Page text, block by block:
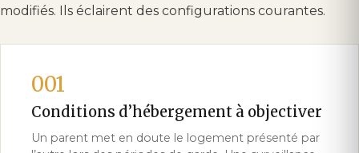
modifiés. Ils éclairent des configurations courantes.
001
Conditions d’hébergement à objectiver
Un parent met en doute le logement présenté par